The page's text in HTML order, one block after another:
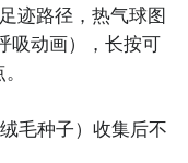
迹路径，热气球图
吸动画），长按可
毛种子）收集后不